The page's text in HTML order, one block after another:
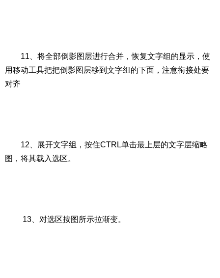
11、将全部倒影图层进行合并，恢复文字组的显示，使
用移动工具把把倒影图层移到文字组的下面，注意衔接处要
对齐
12、展开文字组，按住CTRL单击最上层的文字层缩略
图，将其载入选区。
13、对选区按图所示拉渐变。